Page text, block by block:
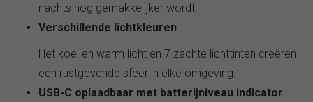
nachts nog gemakkelijker wordt.
Verschillende lichtkleuren
Het koel en warm licht en 7 zachte lichttinten creëren
een rustgevende sfeer in elke omgeving.
USB-C oplaadbaar met batterijniveau indicator